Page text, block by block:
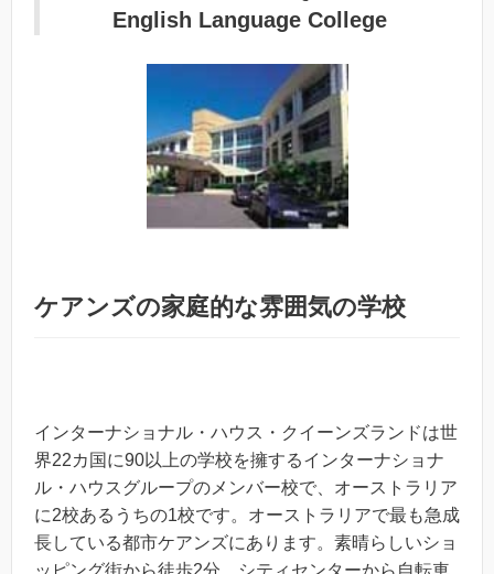
English Language College
ケアンズの家庭的な雰囲気の学校
インターナショナル・ハウス・クイーンズランドは世
界22カ国に90以上の学校を擁するインターナショナ
ル・ハウスグループのメンバー校で、オーストラリア
に2校あるうちの1校です。オーストラリアで最も急成
長している都市ケアンズにあります。素晴らしいショ
ッピング街から徒歩2分、シティセンターから自転車